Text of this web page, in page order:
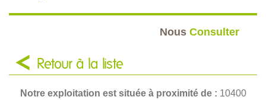
Nous Consulter
Retour à la liste
Notre exploitation est située à proximité de : 10400